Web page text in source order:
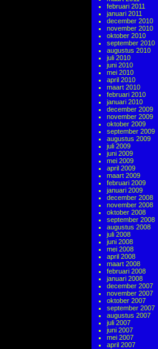
februari 2011
januari 2011
december 2010
november 2010
oktober 2010
september 2010
augustus 2010
juli 2010
juni 2010
mei 2010
april 2010
maart 2010
februari 2010
januari 2010
december 2009
november 2009
oktober 2009
september 2009
augustus 2009
juli 2009
juni 2009
mei 2009
april 2009
maart 2009
februari 2009
januari 2009
december 2008
november 2008
oktober 2008
september 2008
augustus 2008
juli 2008
juni 2008
mei 2008
april 2008
maart 2008
februari 2008
januari 2008
december 2007
november 2007
oktober 2007
september 2007
augustus 2007
juli 2007
juni 2007
mei 2007
april 2007